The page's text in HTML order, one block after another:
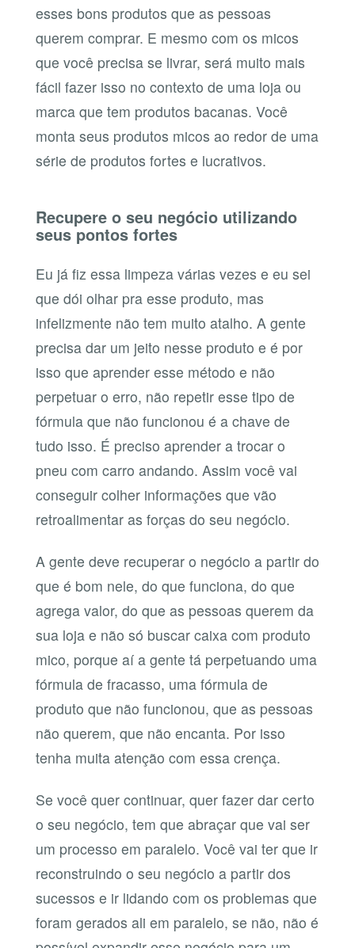
esses bons produtos que as pessoas
querem comprar. E mesmo com os micos
que você precisa se livrar, será muito mais
fácil fazer isso no contexto de uma loja ou
marca que tem produtos bacanas. Você
monta seus produtos micos ao redor de uma
série de produtos fortes e lucrativos.
Recupere o seu negócio utilizando
seus pontos fortes
Eu já fiz essa limpeza várias vezes e eu sei
que dói olhar pra esse produto, mas
infelizmente não tem muito atalho. A gente
precisa dar um jeito nesse produto e é por
isso que aprender esse método e não
perpetuar o erro, não repetir esse tipo de
fórmula que não funcionou é a chave de
tudo isso. É preciso aprender a trocar o
pneu com carro andando. Assim você vai
conseguir colher informações que vão
retroalimentar as forças do seu negócio.
A gente deve recuperar o negócio a partir do
que é bom nele, do que funciona, do que
agrega valor, do que as pessoas querem da
sua loja e não só buscar caixa com produto
mico, porque aí a gente tá perpetuando uma
fórmula de fracasso, uma fórmula de
produto que não funcionou, que as pessoas
não querem, que não encanta. Por isso
tenha muita atenção com essa crença.
Se você quer continuar, quer fazer dar certo
o seu negócio, tem que abraçar que vai ser
um processo em paralelo. Você vai ter que ir
reconstruindo o seu negócio a partir dos
sucessos e ir lidando com os problemas que
foram gerados ali em paralelo, se não, não é